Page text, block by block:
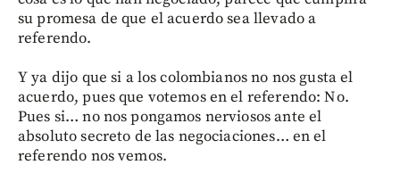
su promesa de que el acuerdo sea llevado a
referendo.
Y ya dijo que si a los colombianos no nos gusta el
acuerdo, pues que votemos en el referendo: No.
Pues si… no nos pongamos nerviosos ante el
absoluto secreto de las negociaciones… en el
referendo nos vemos.